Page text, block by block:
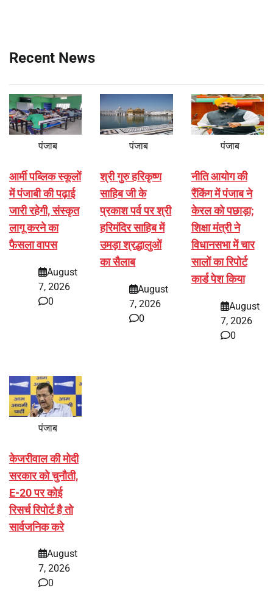
Recent News
पंजाब
आर्मी पब्लिक स्कूलों
में पंजाबी की पढ़ाई
जारी रहेगी, संस्कृत
लागू करने का
फैसला वापस
August
7, 2026
0
पंजाब
श्री गुरु हरिकृष्ण
साहिब जी के
प्रकाश पर्व पर श्री
हरिमंदिर साहिब में
उमड़ा श्रद्धालुओं
का सैलाब
August
7, 2026
0
पंजाब
नीति आयोग की
रैंकिंग में पंजाब ने
केरल को पछाड़ा;
शिक्षा मंत्री ने
विधानसभा में चार
सालों का रिपोर्ट
कार्ड पेश किया
August
7, 2026
0
पंजाब
केजरीवाल की मोदी
सरकार को चुनौती,
E-20 पर कोई
रिसर्च रिपोर्ट है तो
सार्वजनिक करे
August
7, 2026
0